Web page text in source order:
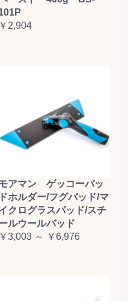
￥2,904
アマン ゲッコーパッ
ドホルダー/フグパッド/マ
クログラスパッド/スチ
ルウールバッド
￥3,003 ～ ￥6,976